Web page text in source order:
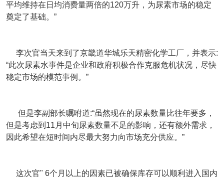
平均维持在日均消费量两倍的120万升，为尿素市场的稳定
奠定了基础。”
李次官当天来到了京畿道华城乐天精密化学工厂，并表示:
“此次尿素水事件是企业和政府积极合作克服危机状况，尽快
稳定市场的模范事例。”
但是李副部长嘱咐道:“虽然现在的尿素数量比往年要多，
但是考虑到11月中旬尿素数量不足的影响，还有额外需求，
因此希望在短时间内尽最大努力向市场充分供应。”
这次官" 6个月以上的因素已被确保库存可以顺利进入国内